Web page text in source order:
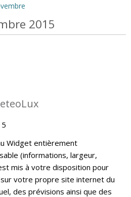
2015
Widget entièrement
(informations, largeur,
mis à votre disposition pour
sur votre propre site internet du
des prévisions ainsi que des